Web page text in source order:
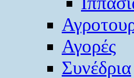
Αγορές
Συνέδρια